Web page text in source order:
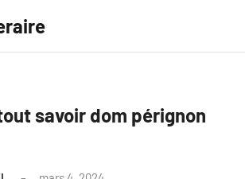
savoir dom pérignon